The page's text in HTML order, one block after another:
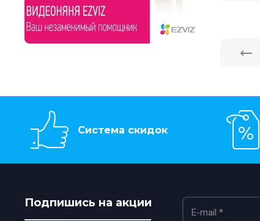
Система скидок
Подпишись на акции